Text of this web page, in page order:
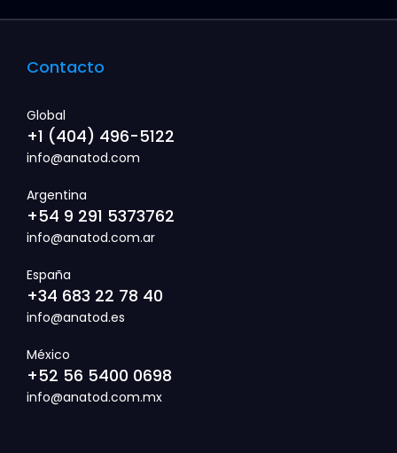
Contacto
Global
+1 (404) 496-5122
info@anatod.com
Argentina
+54 9 291 5373762
info@anatod.com.ar
España
+34 683 22 78 40
info@anatod.es
México
+52 56 5400 0698
info@anatod.com.mx